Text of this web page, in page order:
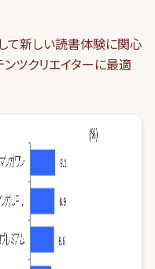
て新しい読書体験に関心
ツクリエイターに最適